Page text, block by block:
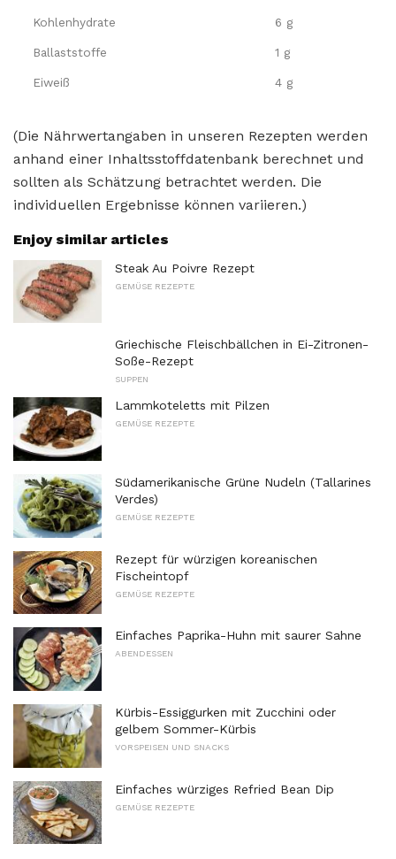
Kohlenhydrate 6 g
Ballaststoffe 1 g
Eiweiß 4 g
(Die Nährwertangaben in unseren Rezepten werden
anhand einer Inhaltsstoffdatenbank berechnet und
sollten als Schätzung betrachtet werden. Die
individuellen Ergebnisse können variieren.)
Enjoy similar articles
Steak Au Poivre Rezept
GEMÜSE REZEPTE
Griechische Fleischbällchen in Ei-Zitronen-
Soße-Rezept
SUPPEN
Lammkoteletts mit Pilzen
GEMÜSE REZEPTE
Südamerikanische Grüne Nudeln (Tallarines
Verdes)
GEMÜSE REZEPTE
Rezept für würzigen koreanischen
Fischeintopf
GEMÜSE REZEPTE
Einfaches Paprika-Huhn mit saurer Sahne
ABENDESSEN
Kürbis-Essiggurken mit Zucchini oder
gelbem Sommer-Kürbis
VORSPEISEN UND SNACKS
Einfaches würziges Refried Bean Dip
GEMÜSE REZEPTE